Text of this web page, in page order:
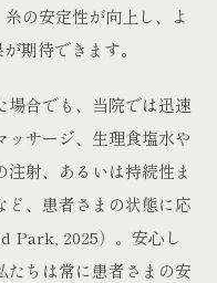
の安定性が向上し、よ
期待できます。
場合でも、当院では迅速
サージ、生理食塩水や
射、あるいは持続性ま
ど、患者さまの状態に応
Park, 2025）。安心し
たちは常に患者さまの安